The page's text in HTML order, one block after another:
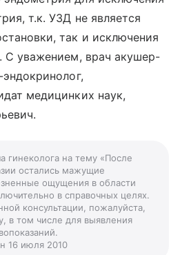
т.к. УЗД не является
так и исключения
С уважением, врач акушер-
эндокринолог,
медицинких наук,
гинеколога на тему «После
остались мажущие
ощущения в области
в справочных целях.
консультации, пожалуйста,
в том числе для выявления
16 июля 2010